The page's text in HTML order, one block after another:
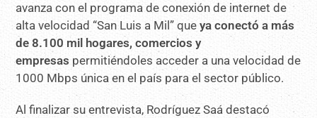
avanza con el programa de conexión de internet de
alta velocidad “San Luis a Mil” queya conectó a más
de 8.100 mil hogares, comercios y
empresas permitiéndoles acceder a una velocidad de
1000 Mbps única en el país para el sector público.
Al finalizar su entrevista, Rodríguez Saá destacó